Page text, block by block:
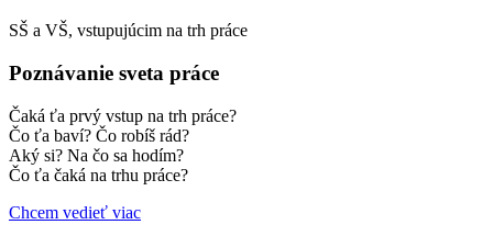
SŠ a VŠ, vstupujúcim na trh práce
Poznávanie sveta práce
Čaká ťa prvý vstup na trh práce?
Čo ťa baví? Čo robíš rád?
Aký si? Na čo sa hodím?
Čo ťa čaká na trhu práce?
Chcem vedieť viac